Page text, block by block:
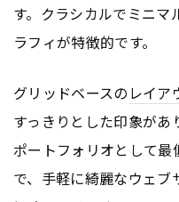
す。クラシカルでミニ
ラフィが特徴的です。
グリッドベースの レイア
すっきりとした印象があ
ポートフォリオとして
で、手軽に綺麗なウェ